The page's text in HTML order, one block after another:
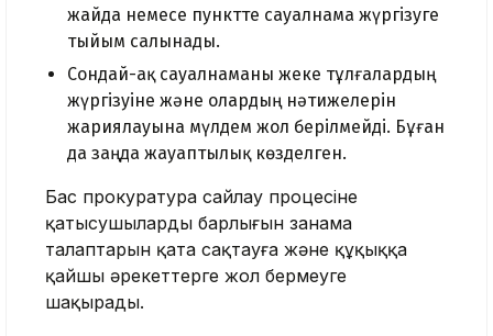
жайда немесе пунктте сауалнама жүргізуге
тыйым салынады.
Сондай-ақ сауалнаманы жеке тұлғалардың
жүргізуіне және олардың нәтижелерін
жариялауына мүлдем жол берілмейді. Бұған
да заңда жауаптылық көзделген.
Бас прокуратура сайлау процесіне
қатысушылардың барлығын заңнама
талаптарын қатаң сақтауға және құқыққа
қайшы әрекеттерге жол бермеуге
шақырады.